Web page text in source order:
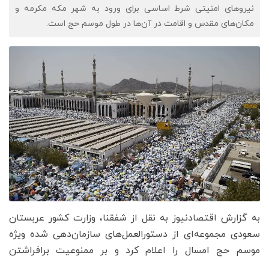
نیروهای امنیتی شرط اساسی برای ورود به شهر مکه مکرمه و
مکان‌های مقدس و اقامت در آن‌ها در طول موسم حج است.
به گزارش اقتصادنیوز به نقل از شفقنا، وزارت کشور عربستان
سعودی مجموعه‌ای از دستورالعمل‌های سازمان‌دهی شده ویژه
موسم حج امسال را اعلام کرد و بر ممنوعیت برافراشتن